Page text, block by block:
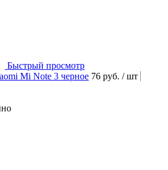
Быстрый просмотр
Mi Note 3 черное 76 руб. / шт